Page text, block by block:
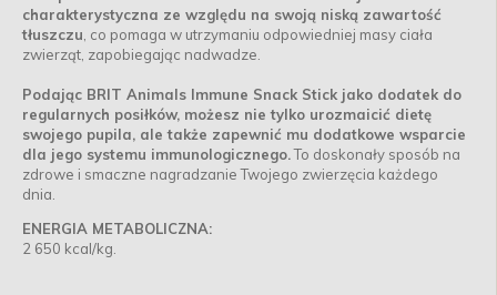
charakterystyczna ze względu na swoją niską zawartość
tłuszczu , co pomaga w utrzymaniu odpowiedniej masy ciała
zwierząt, zapobiegając nadwadze.
Podając BRIT Animals Immune Snack Stick jako dodatek do
regularnych posiłków, możesz nie tylko urozmaicić dietę
swojego pupila, ale także zapewnić mu dodatkowe wsparcie
dla jego systemu immunologicznego.To doskonały sposób na
zdrowe i smaczne nagradzanie Twojego zwierzęcia każdego
dnia.
ENERGIA METABOLICZNA:
2 650 kcal/kg.